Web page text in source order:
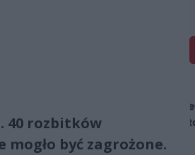
40 rozbitków
być zagrożone.